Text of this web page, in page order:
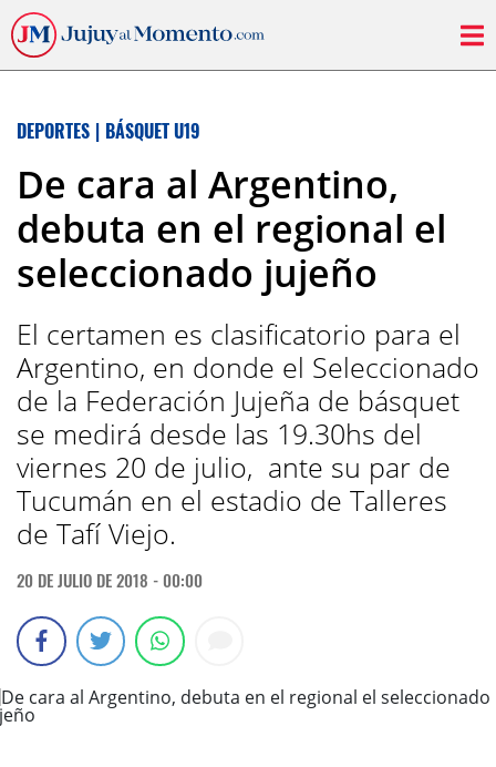
DEPORTES | BÁSQUET U19
De cara al Argentino,
debuta en el regional el
seleccionado jujeño
El certamen es clasificatorio para el
Argentino, en donde el Seleccionado
de la Federación Jujeña de básquet
se medirá desde las 19.30hs del
viernes 20 de julio, ante su par de
Tucumán en el estadio de Talleres
de Tafí Viejo.
20 DE JULIO DE 2018 - 00:00